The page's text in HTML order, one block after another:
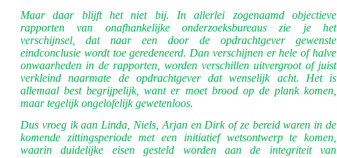
Maar daar blijft het niet bij. In allerlei zogenaamd objectieve
rapporten van onafhankelijke onderzoeksbureaus zie je het
verschijnsel, dat naar een door de opdrachtgever gewenste
eindconclusie wordt toe geredeneerd. Dan verschijnen er hele of halve
onwaarheden in de rapporten, worden verschillen uitvergroot of juist
verkleind naarmate de opdrachtgever dat wenselijk acht. Het is
allemaal best begrijpelijk, want er moet brood op de plank komen,
maar tegelijk ongelofelijk gewetenloos.
Dus vroeg ik aan Linda, Niels, Arjan en Dirk of ze bereid waren in de
komende zittingsperiode met een initiatief wetsontwerp te komen,
waarin duidelijke eisen gesteld worden aan de integriteit van